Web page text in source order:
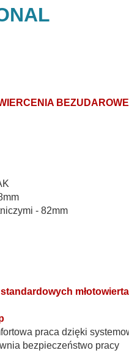
- 82mm
praca dzięki
bezpieczeństwo pracy